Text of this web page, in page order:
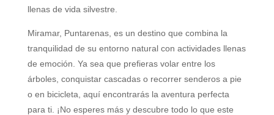
llenas de vida silvestre.
Miramar, Puntarenas, es un destino que combina la
tranquilidad de su entorno natural con actividades llenas
de emoción. Ya sea que prefieras volar entre los
árboles, conquistar cascadas o recorrer senderos a pie
o en bicicleta, aquí encontrarás la aventura perfecta
para ti. ¡No esperes más y descubre todo lo que este